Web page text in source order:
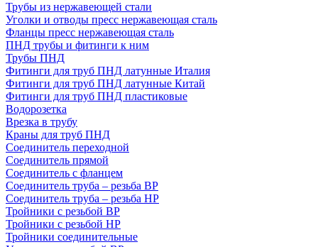
Трубы из нержавеющей стали
Уголки и отводы пресс нержавеющая сталь
Фланцы пресс нержавеющая сталь
ПНД трубы и фитинги к ним
Трубы ПНД
Фитинги для труб ПНД латунные Италия
Фитинги для труб ПНД латунные Китай
Фитинги для труб ПНД пластиковые
Водорозетка
Врезка в трубу
Краны для труб ПНД
Соединитель переходной
Соединитель прямой
Соединитель с фланцем
Соединитель труба – резьба ВР
Соединитель труба – резьба НР
Тройники с резьбой ВР
Тройники с резьбой НР
Тройники соединительные